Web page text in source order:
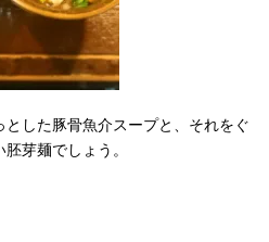
した豚骨魚介スープと、それをぐ
芽麺でしょう。